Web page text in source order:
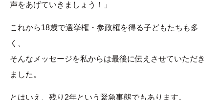
声をあげていきましょう！」
これから18歳で選挙権・参政権を得る子どもたちも多
く、
そんなメッセージを私からは最後に伝えさせていただき
ました。
とはいえ、残り2年という緊急事態でもあります。